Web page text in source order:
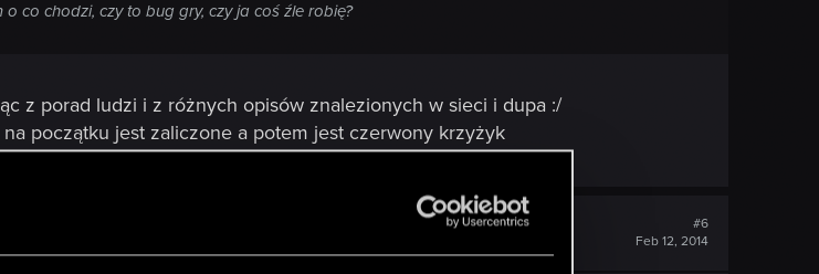
co chodzi, czy to bug gry, czy ja coś źle robię?
z porad ludzi i z różnych opisów znalezionych w sieci i dupa :/
początku jest zaliczone a potem jest czerwony krzyżyk
#6
Feb 12, 2014